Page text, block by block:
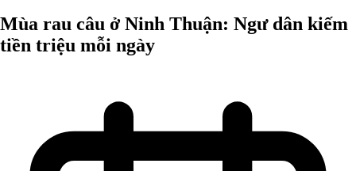
Mùa rau câu ở Ninh Thuận: Ngư dân kiếm
tiền triệu mỗi ngày